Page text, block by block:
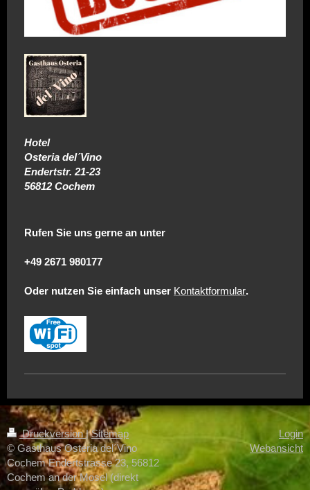
Hotel
Osteria del´Vino
Endertstr. 21-23
56812 Cochem
Rufen Sie uns gerne an unter
+49 2671 980177
Oder nutzen Sie einfach unser Kontaktformular.
Druckversion| Sitemap
© Gasthaus Osteria del´Vino
Cochem Endertstrasse 23, 56812
Cochem an der Mosel (direkt
Login
Webansicht